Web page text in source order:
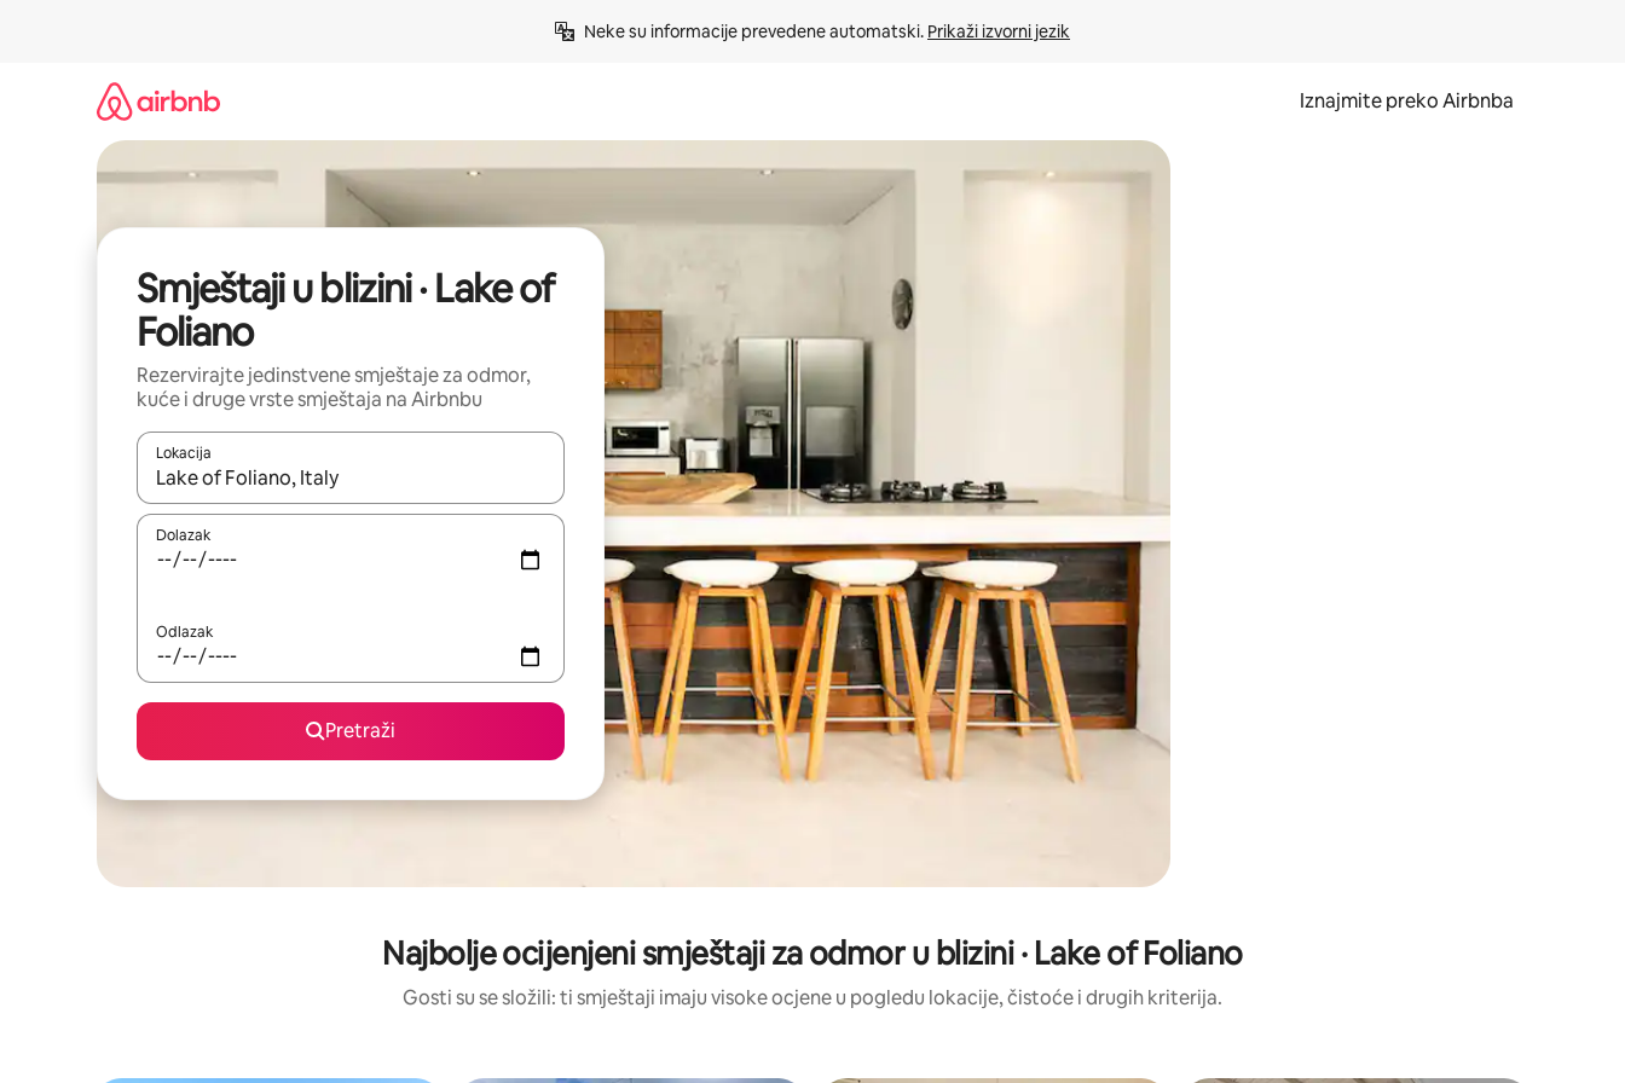
Neke su informacije prevedene automatski. Prikaži izvorni jezik
Iznajmite preko Airbnba
Smještaji u blizini · Lake of
Foliano
Rezervirajte jedinstvene smještaje za odmor,
kuće i druge vrste smještaja na Airbnbu
Lokacija
Kada budu dostupni rezultati, moći ćete ih pregledati koristeći se strelicama prema gore i prema dolje, kao i dodirom ili prelaskom prstom po zaslonu.
Dolazak
Odlazak
Pretraži
Najbolje ocijenjeni smještaji za odmor u blizini · Lake of Foliano
Gosti su se složili: ti smještaji imaju visoke ocjene u pogledu lokacije, čistoće i drugih kriterija.